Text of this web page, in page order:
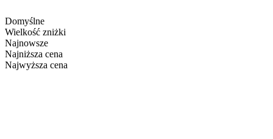
Domyślne
Wielkość zniżki
Najnowsze
Najniższa cena
Najwyższa cena